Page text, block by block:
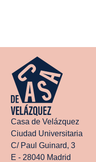
Casa de Velázquez
Ciudad Universitaria
C/ Paul Guinard, 3
E - 28040 Madrid